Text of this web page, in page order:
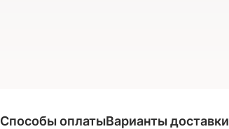
Способы оплатыВарианты доставки